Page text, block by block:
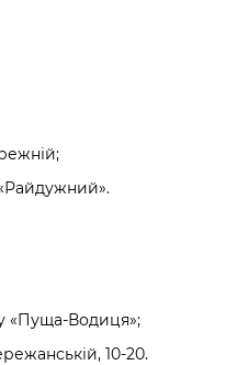
«Пуща-Водиця»;
10-20.